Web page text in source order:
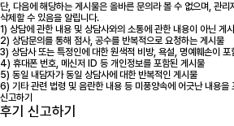
단, 다음에 해당하는 게시물은 올바른 문의라 볼 수 없으며, 관리
삭제할 수 있음을 알립니다.
1) 상담에 관한 내용 및 상담사와의 소통에 관한 내용이 아닌 게
2) 상담문의를 통해 점사, 공수를 반복적으로 요청하는 게시물
3) 상담사 또는 특정인에 대한 원색적 비방, 욕설, 명예훼손이 포
4) 휴대폰 번호, 메신저 ID 등 개인정보를 포함된 게시물
5) 동일 내담자가 동일 상담사에 대한 반복적인 게시물
6) 기타 관련 법령 및 음란한 내용 등 미풍양속에 어긋난 내용을
신고하기
후기 신고하기